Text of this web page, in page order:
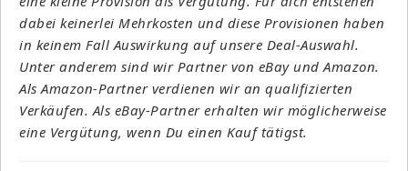
dabei keinerlei Mehrkosten und diese Provisionen haben
in keinem Fall Auswirkung auf unsere Deal-Auswahl.
Unter anderem sind wir Partner von eBay und Amazon.
Als Amazon-Partner verdienen wir an qualifizierten
Verkäufen. Als eBay-Partner erhalten wir möglicherweise
eine Vergütung, wenn Du einen Kauf tätigst.